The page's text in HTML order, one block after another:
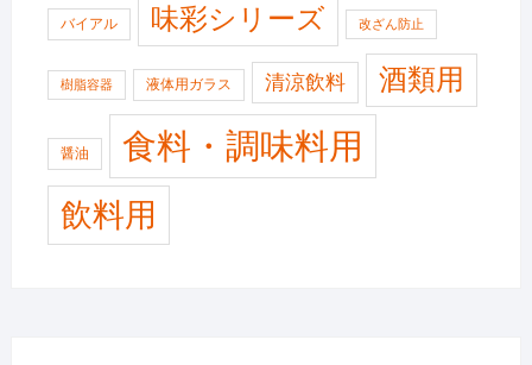
バイアル 味彩シリーズ 改ざん防止
樹脂容器 液体用ガラス 清涼飲料 酒類用
醤油 食料・調味料用
飲料用